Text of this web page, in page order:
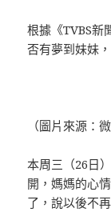
根據《TVBS新
否有夢到妹妹
（圖片來源：
本周三（26日
開，媽媽的心
了，說以後不